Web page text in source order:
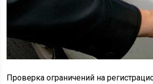
Проверка ограничений на